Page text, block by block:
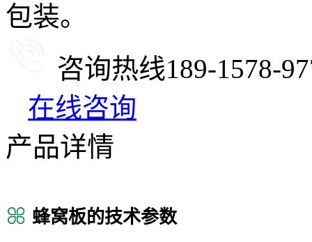
包装。
咨询热线189-1578-
在线咨询
产品详情
蜂窝板的技术参数